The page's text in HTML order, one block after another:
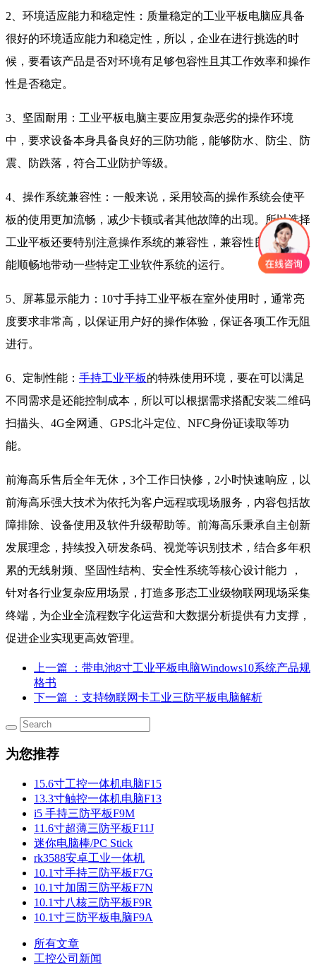
2、环境适应能力和稳定性：质量稳定的工业平板电脑应具备
很好的环境适应能力和稳定性，所以，企业在进行挑选的时
候，要看该产品是否对环境有足够包容性且其工作效率和操作
性是否稳定。
3、坚固耐用：工业平板电脑主要应用复杂恶劣的操作环境
中，要求设备本身具备良好的三防功能，能够防水、防尘、防
震、防跌落，符合工业防护等级。
4、操作系统兼容性：一般来说，采用较高的操作系统会使平
板的使用更加流畅，减少卡顿或者其他故障的出现。所以选择
工业平板还要特别注意操作系统的兼容性，兼容性良好的平板
能顺畅地带动一些特定工业软件系统的运行。
5、屏幕显示能力：10寸手持工业平板在室外使用时，通常亮
度要求非常高，以保证用户好的操作体验，保证各项工作无阻
进行。
6、定制性能： 手持工业平板的特殊使用环境，要在可以满足
不同需求是还能控制成本，所以可以根据需求搭配安装二维码
扫描头、4G全网通、GPS北斗定位、NFC身份证读取等功
能。
前海高乐售后全年无休，3个工作日快修，2小时快速响应，以
前海高乐强大技术为依托为客户远程或现场服务，内容包括故
障排除、设备使用及软件升级帮助等。前海高乐秉承自主创新
发展理念，持续投入研发条码、视觉等识别技术，结合多年积
累的无线射频、坚固性结构、安全性系统等核心设计能力 ，
针对各行业复杂应用场景，打造多形态工业级物联网现场采集
终端，为企业全流程数字化运营和大数据分析提供有力支撑，
促进企业实现更高效管理。
上一篇
：带电池8寸工业平板电脑Windows10系统产品规
格书
下一篇
：支持物联网卡工业三防平板电脑解析
为您推荐
15.6寸工控一体机电脑F15
13.3寸触控一体机电脑F13
i5 手持三防平板F9M
11.6寸超薄三防平板F11J
迷你电脑棒/PC Stick
rk3588安卓工业一体机
10.1寸手持三防平板F7G
10.1寸加固三防平板F7N
10.1寸八核三防平板F9R
10.1寸三防平板电脑F9A
所有文章
工控公司新闻